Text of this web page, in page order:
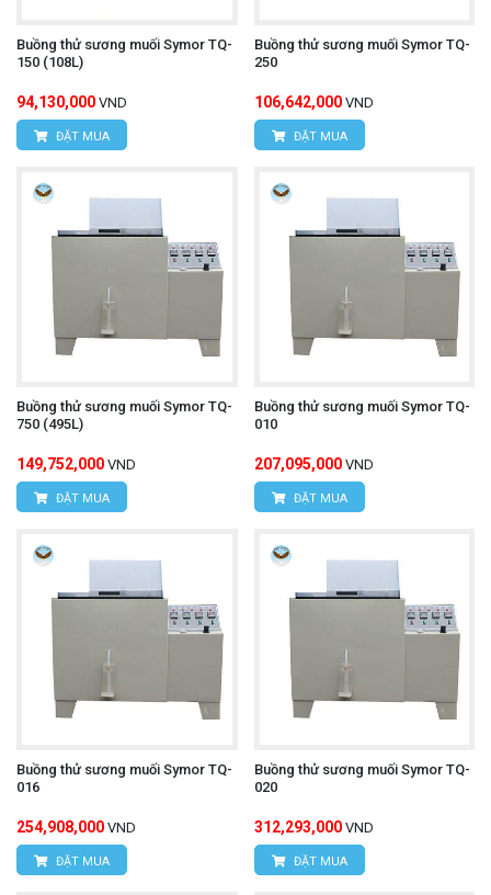
Buồng thử sương muối Symor TQ-
150 (108L)
94,130,000 VND
ĐẶT MUA
Buồng thử sương muối Symor TQ-
250
106,642,000 VND
ĐẶT MUA
Buồng thử sương muối Symor TQ-
750 (495L)
149,752,000 VND
ĐẶT MUA
Buồng thử sương muối Symor TQ-
010
207,095,000 VND
ĐẶT MUA
Buồng thử sương muối Symor TQ-
016
254,908,000 VND
ĐẶT MUA
Buồng thử sương muối Symor TQ-
020
312,293,000 VND
ĐẶT MUA